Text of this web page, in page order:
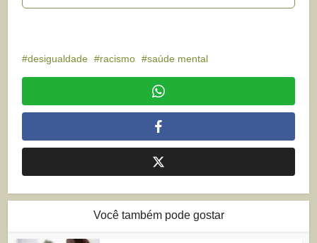
desigualdade racismo saúde mental
Você também pode gostar